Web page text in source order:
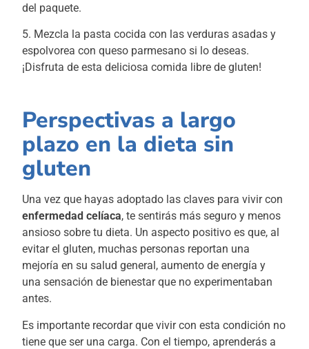
del paquete.
5. Mezcla la pasta cocida con las verduras asadas y
espolvorea con queso parmesano si lo deseas.
¡Disfruta de esta deliciosa comida libre de gluten!
Perspectivas a largo
plazo en la dieta sin
gluten
Una vez que hayas adoptado las claves para vivir con
enfermedad celíaca, te sentirás más seguro y menos
ansioso sobre tu dieta. Un aspecto positivo es que, al
evitar el gluten, muchas personas reportan una
mejoría en su salud general, aumento de energía y
una sensación de bienestar que no experimentaban
antes.
Es importante recordar que vivir con esta condición no
tiene que ser una carga. Con el tiempo, aprenderás a